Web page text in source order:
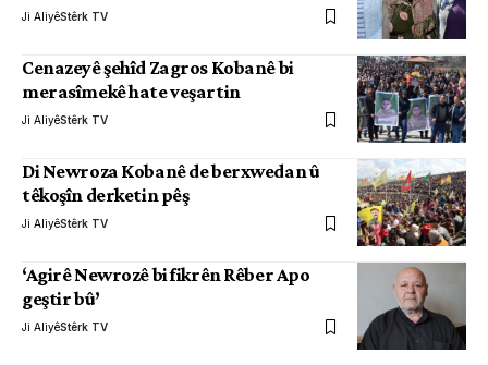
Ji AliyêStêrk TV
Cenazeyê şehîd Zagros Kobanê bi
merasîmekê hate veşartin
Ji AliyêStêrk TV
Di Newroza Kobanê de berxwedan û
têkoşîn derketin pêş
Ji AliyêStêrk TV
‘Agirê Newrozê bi fikrên Rêber Apo
geştir bû’
Ji AliyêStêrk TV